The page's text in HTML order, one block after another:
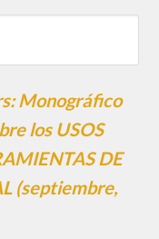
Monográfico
los USOS
DE
(septiembre,